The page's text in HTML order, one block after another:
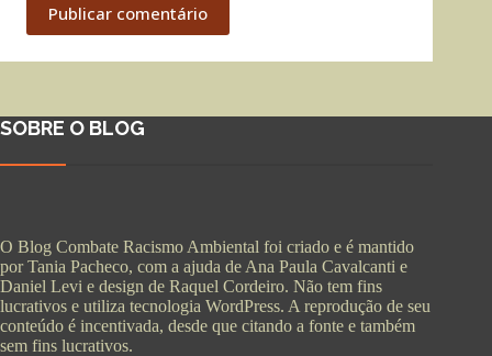
Publicar comentário
SOBRE O BLOG
O Blog Combate Racismo Ambiental foi criado e é mantido
por Tania Pacheco, com a ajuda de Ana Paula Cavalcanti e
Daniel Levi e design de Raquel Cordeiro. Não tem fins
lucrativos e utiliza tecnologia WordPress. A reprodução de seu
conteúdo é incentivada, desde que citando a fonte e também
sem fins lucrativos.